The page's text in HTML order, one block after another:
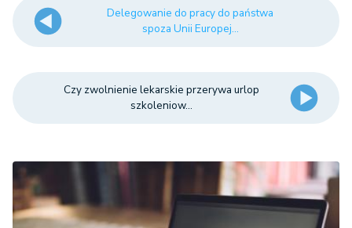
Delegowanie do pracy do państwa
spoza Unii Europej...
Czy zwolnienie lekarskie przerywa urlop
szkoleniow...